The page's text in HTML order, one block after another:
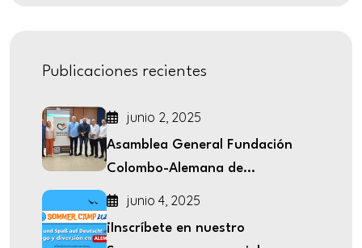
Publicaciones recientes
junio 2, 2025
Asamblea General Fundación
Colombo-Alemana de...
junio 4, 2025
¡Inscríbete en nuestro